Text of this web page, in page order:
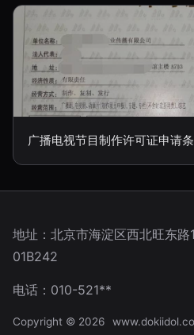
广播电视节目制作许可证申请
地址：北京市海淀区西北旺东
01B242
电话：010-521**
Copyright © 2026